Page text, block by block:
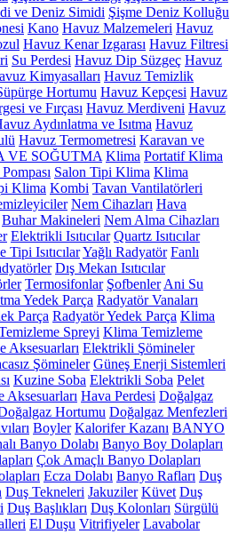
ve Deniz Simidi Şişme Deniz Kolluğu
Kano Havuz Malzemeleri Havuz
Havuz Kenar Izgarası Havuz Filtresi
Su Perdesi Havuz Dip Süzgeç Havuz
Kimyasalları Havuz Temizlik
Hortumu Havuz Kepçesi Havuz
ve Fırçası Havuz Merdiveni Havuz
Aydınlatma ve Isıtma Havuz
Havuz Termometresi Karavan ve
VE SOĞUTMA Klima Portatif Klima
Pompası Salon Tipi Klima Klima
Klima Kombi Tavan Vantilatörleri
Nem Cihazları Hava
Buhar Makineleri Nem Alma Cihazları
Elektrikli Isıtıcılar Quartz Isıtıcılar
Tipi IsıtıcılarYağlı Radyatör Fanlı
Dış Mekan Isıtıcılar
Termosifonlar Şofbenler Ani Su
Yedek Parça Radyatör Vanaları
Parça Radyatör Yedek Parça Klima
Spreyi Klima Temizleme
Aksesuarları Elektrikli Şömineler
Şömineler Güneş Enerji Sistemleri
Kuzine Soba Elektrikli Soba Pelet
Aksesuarları Hava Perdesi Doğalgaz
Hortumu Doğalgaz Menfezleri
Boyler Kalorifer Kazanı BANYO
Banyo Dolabı Banyo Boy Dolapları
Çok Amaçlı Banyo Dolapları
Ecza Dolabı Banyo Rafları Duş
Duş Tekneleri Jakuziler Küvet Duş
Duş Başlıkları Duş Kolonları Sürgülü
El Duşu Vitrifiyeler Lavabolar